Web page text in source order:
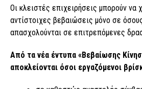
Οι κλειστές επιχειρήσεις μπορούν να
αντίστοιχες βεβαιώσεις μόνο σε
απασχολούνται σε επιτρεπόμενες
Από τα νέα έντυπα «Βεβαίωσης
αποκλείονται όσοι εργαζόμενοι